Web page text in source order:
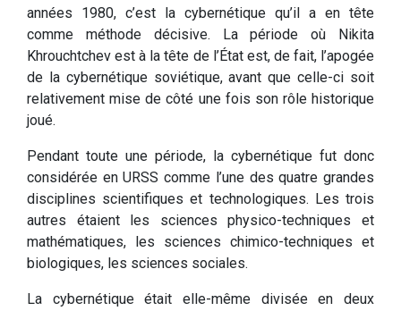
années 1980, c’est la cybernétique qu’il a en tête
comme méthode décisive. La période où Nikita
Khrouchtchev est à la tête de l’État est, de fait, l’apogée
de la cybernétique soviétique, avant que celle-ci soit
relativement mise de côté une fois son rôle historique
joué.
Pendant toute une période, la cybernétique fut donc
considérée en URSS comme l’une des quatre grandes
disciplines scientifiques et technologiques. Les trois
autres étaient les sciences physico-techniques et
mathématiques, les sciences chimico-techniques et
biologiques, les sciences sociales.
La cybernétique était elle-même divisée en deux